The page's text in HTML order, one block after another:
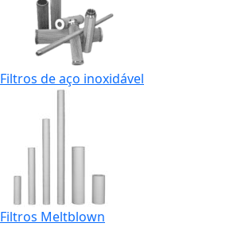
Filtros de aço inoxidável
Filtros Meltblown